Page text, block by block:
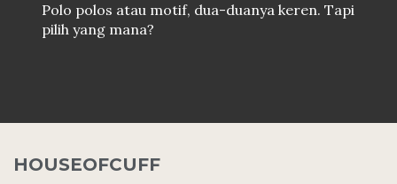
Polo polos atau motif, dua-duanya keren. Tapi
pilih yang mana?
HOUSEOFCUFF